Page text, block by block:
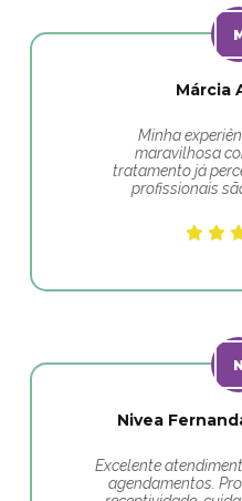
Márcia
Minha
maravilhosa
tratamento já
profissionais
Nivea
Excelente
agendamentos.